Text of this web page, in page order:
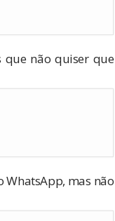
que não quiser que
WhatsApp, mas não